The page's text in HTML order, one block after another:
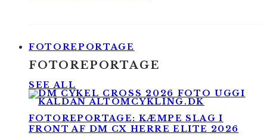
FOTOREPORTAGE
FOTOREPORTAGE
SEE ALL
FOTOREPORTAGE: KÆMPE SLAG I
FRONT AF DM CX HERRE ELITE 2026